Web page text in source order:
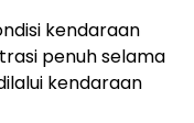
kendaraan
penuh selama
kendaraan